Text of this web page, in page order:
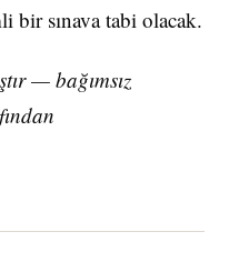
bir sınava tabi olacak.
— bağımsız